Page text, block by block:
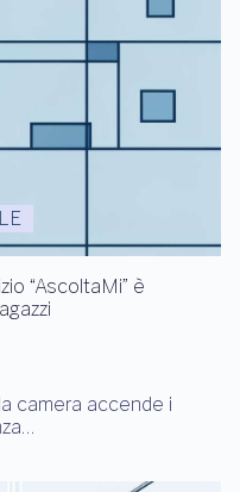
“AscoltaMi” è
camera accende i